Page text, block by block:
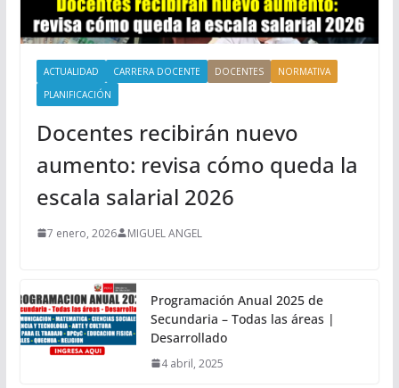
ACTUALIDAD CARRERA DOCENTE DOCENTES
NORMATIVA
PLANIFICACIÓN
Docentes recibirán nuevo
aumento: revisa cómo queda la
escala salarial 2026
7 enero, 2026 MIGUEL ANGEL
Programación Anual 2025 de
Secundaria – Todas las áreas |
Desarrollado
4 abril, 2025